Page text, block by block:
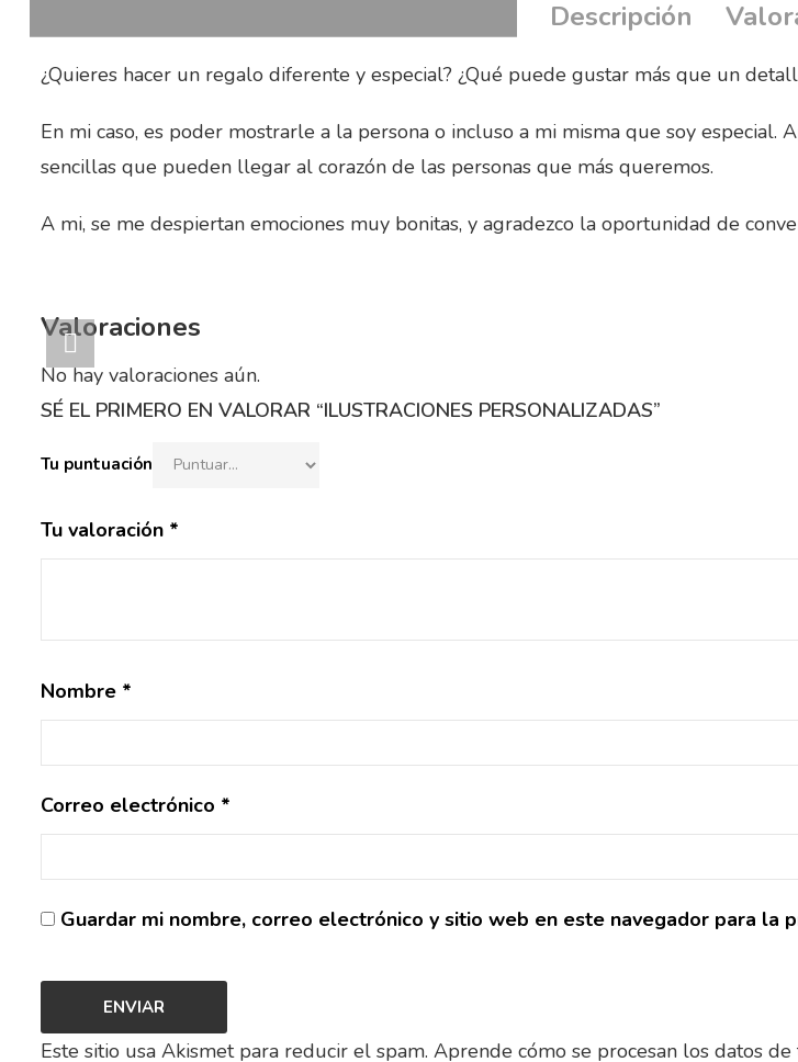
Descripción
¿Quieres hacer un regalo diferente y especial? ¿Qué puede gustar más que un
En mi caso, es poder mostrarle a la persona o incluso a mi misma que soy
sencillas que pueden llegar al corazón de las personas que más queremos.
A mi, se me despiertan emociones muy bonitas, y agradezco la oportunidad de
Valoraciones
No hay valoraciones aún.
SÉ EL PRIMERO EN VALORAR “ILUSTRACIONES PERSONALIZADAS”
Tu puntuación
Tu valoración *
Nombre *
Correo electrónico *
Guardar mi nombre, correo electrónico y sitio web en este navegador para la
Este sitio usa Akismet para reducir el spam. Aprende cómo se procesan los datos